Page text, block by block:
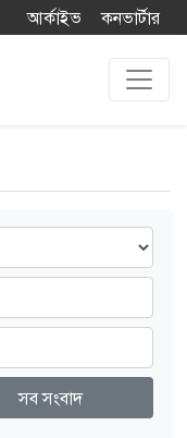
আর্কাইভ কনভার্টার
সব সংবাদ